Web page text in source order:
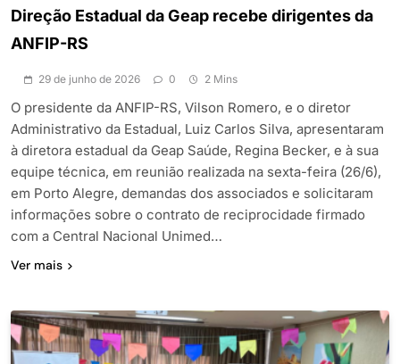
Direção Estadual da Geap recebe dirigentes da
ANFIP-RS
29 de junho de 2026 0 2 Mins
O presidente da ANFIP-RS, Vilson Romero, e o diretor
Administrativo da Estadual, Luiz Carlos Silva, apresentaram
à diretora estadual da Geap Saúde, Regina Becker, e à sua
equipe técnica, em reunião realizada na sexta-feira (26/6),
em Porto Alegre, demandas dos associados e solicitaram
informações sobre o contrato de reciprocidade firmado
com a Central Nacional Unimed…
Ver mais